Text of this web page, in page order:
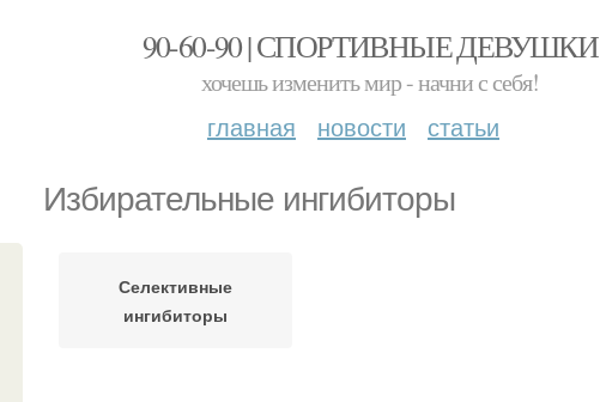
90-60-90 | СПОРТИВНЫЕ ДЕВУШКИ
хочешь изменить мир - начни с себя!
главная новости статьи
Избирательные ингибиторы
Селективные
ингибиторы